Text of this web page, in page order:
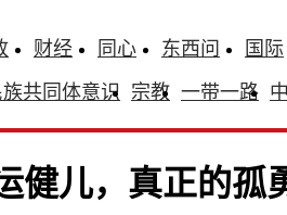
财经 同心 东西问 国际
共同体意识
宗教 一带一路
健儿，真正的孤